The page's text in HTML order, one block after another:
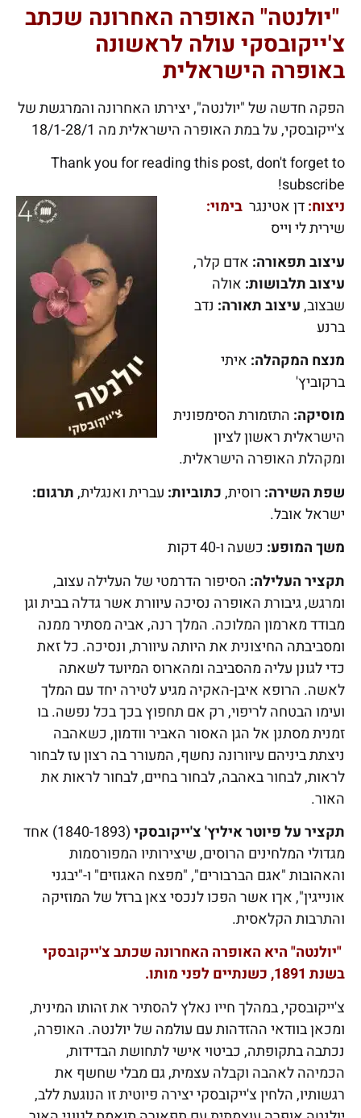
"יולנטה" האופרה האחרונה שכתב
צ'ייקובסקי עולה לראשונה
באופרה הישראלית
הפקה חדשה של "יולנטה", יצירתו האחרונה והמרגשת של
צ'ייקובסקי, על במת האופרה הישראלית מה 18/1-28/1
Thank you for reading this post, don't forget to
subscribe!
ניצוח:דן אטינגר בימוי:
שירית לי וייס
עיצוב תפאורה: אדם קלר,
עיצוב תלבושות: אולה
שבצוב,עיצוב תאורה: נדב
ברנע
מנצח המקהלה: איתי
ברקוביץ'
מוסיקה: התזמורת הסימפונית
הישראלית ראשון לציון
ומקהלת האופרה הישראלית.
שפת השירה: רוסית,כתוביות: עברית ואנגלית,תרגום:
ישראל אובל.
משך המופע: כשעה ו-40 דקות
תקציר העלילה: הסיפור הדרמטי של העלילה עצוב,
ומרגש, גיבורת האופרה נסיכה עיוורת אשר גדלה בבית וגן
מבודד מארמון המלוכה. המלך רנה, אביה מסתיר ממנה
ומסביבתה החיצונית את היותה עיוורת, ונסיכה. כל זאת
כדי לגונן עליה מהסביבה ומהארוס המיועד לשאתה
לאשה. הרופא איבן-האקיה מגיע לטירה יחד עם המלך
ועימו הבטחה לריפוי, רק אם תחפוץ בכך בכל נפשה. בו
זמנית מסתנן אל הגן האסור האביר וודמון, כשאהבה
ניצתת ביניהם עיוורונה נחשף, המעורר בה רצון עז לבחור
לראות, לבחור באהבה, לבחור בחיים, לבחור לראות את
האור.
תקציר על פיוטר איליץ' צ'ייקובסקי
(1840-1893) אחד
מגדולי המלחינים הרוסים, שיצירותיו המפורסמות
והאהובות "אגם הברבורים", "מפצח האגוזים" ו-"יבגני
אונייגין", אךו אשר הפכו לנכסי צאן ברזל של המוזיקה
והתרבות הקלאסית.
"יולנטה" היא האופרה האחרונה שכתב צ'ייקובסקי
בשנת 1891, כשנתיים לפני מותו.
צ'ייקובסקי, במהלך חייו נאלץ להסתיר את זהותו המינית,
ומכאן בוודאי ההזדהות עם עולמה של יולנטה. האופרה,
נכתבה בתקופתה, כביטוי אישי לתחושת הבדידות,
הכמיהה לאהבה וקבלה עצמית, גם מבלי שחשף את
רגשותיו, הלחין צ'ייקובסקי יצירה פיוטית זו הנוגעת ללב,